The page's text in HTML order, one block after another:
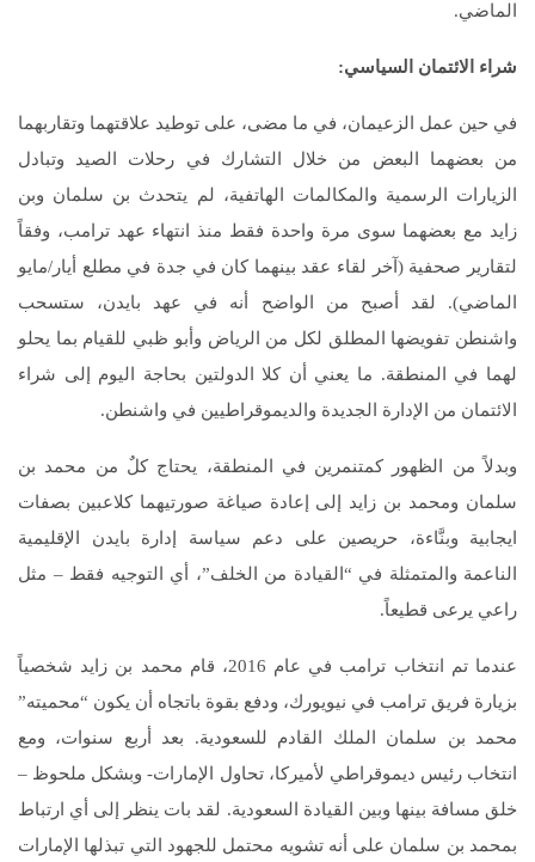
الماضي.
شراء الائتمان السياسي:
في حين عمل الزعيمان، في ما مضى، على توطيد علاقتهما وتقاربهما
من بعضهما البعض من خلال التشارك في رحلات الصيد وتبادل
الزيارات الرسمية والمكالمات الهاتفية، لم يتحدث بن سلمان وبن
زايد مع بعضهما سوى مرة واحدة فقط منذ انتهاء عهد ترامب، وفقاً
لتقارير صحفية (آخر لقاء عقد بينهما كان في جدة في مطلع أيار/مايو
الماضي). لقد أصبح من الواضح أنه في عهد بايدن، ستسحب
واشنطن تفويضها المطلق لكل من الرياض وأبو ظبي للقيام بما يحلو
لهما في المنطقة. ما يعني أن كلا الدولتين بحاجة اليوم إلى شراء
الائتمان من الإدارة الجديدة والديموقراطيين في واشنطن.
وبدلاً من الظهور كمتنمرين في المنطقة، يحتاج كلٌ من محمد بن
سلمان ومحمد بن زايد إلى إعادة صياغة صورتيهما كلاعبين بصفات
ايجابية وبنَّاءة، حريصين على دعم سياسة إدارة بايدن الإقليمية
الناعمة والمتمثلة في “القيادة من الخلف”، أي التوجيه فقط – مثل
راعي يرعى قطيعاً.
عندما تم انتخاب ترامب في عام 2016، قام محمد بن زايد شخصياً
بزيارة فريق ترامب في نيويورك، ودفع بقوة باتجاه أن يكون “محميته”
محمد بن سلمان الملك القادم للسعودية. بعد أربع سنوات، ومع
انتخاب رئيس ديموقراطي لأميركا، تحاول الإمارات- وبشكل ملحوظ –
خلق مسافة بينها وبين القيادة السعودية. لقد بات ينظر إلى أي ارتباط
بمحمد بن سلمان على أنه تشويه محتمل للجهود التي تبذلها الإمارات